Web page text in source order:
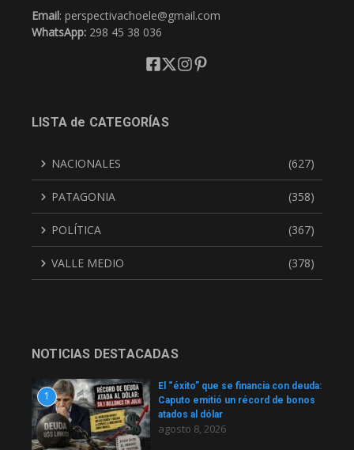
Email: perspectivachoele@gmail.com
WhatsApp: 298 45 38 036
LISTA de CATEGORÍAS
NACIONALES (627)
PATAGONIA (358)
POLÍTICA (367)
VALLE MEDIO (378)
NOTICIAS DESTACADAS
1
El “éxito” que se financia con deuda:
Caputo emitió un récord de bonos
atados al dólar
agosto 8, 2026